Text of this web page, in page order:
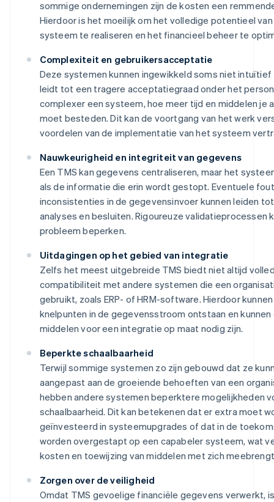
sommige ondernemingen zijn de kosten een
Hierdoor is het moeilijk om het volledige potentieel
systeem te realiseren en het financieel beheer te
Complexiteit en gebruikersacceptatie
Deze systemen kunnen ingewikkeld soms niet intuïtief
leidt tot een tragere acceptatiegraad onder het
complexer een systeem, hoe meer tijd en middelen je
moet besteden. Dit kan de voortgang van het werk
voordelen van de implementatie van het systeem
Nauwkeurigheid en integriteit van gegevens
Een TMS kan gegevens centraliseren, maar het
als de informatie die erin wordt gestopt. Eventuele
inconsistenties in de gegevensinvoer kunnen leiden
analyses en besluiten. Rigoureuze validatieprocessen
probleem beperken.
Uitdagingen op het gebied van integratie
Zelfs het meest uitgebreide TMS biedt niet altijd
compatibiliteit met andere systemen die een
gebruikt, zoals ERP- of HRM-software. Hierdoor
knelpunten in de gegevensstroom ontstaan en
middelen voor een integratie op maat nodig zijn.
Beperkte schaalbaarheid
Terwijl sommige systemen zo zijn gebouwd dat ze
aangepast aan de groeiende behoeften van een
hebben andere systemen beperktere mogelijkheden
schaalbaarheid. Dit kan betekenen dat er extra moet
geïnvesteerd in systeemupgrades of dat in de
worden overgestapt op een capabeler systeem, wat
kosten en toewijzing van middelen met zich
Zorgen over de veiligheid
Omdat TMS gevoelige financiële gegevens verwerkt,